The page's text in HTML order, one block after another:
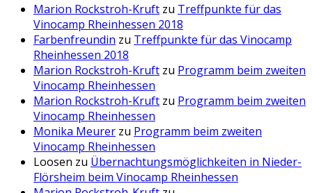
Marion Rockstroh-Kruft zu Treffpunkte für das
Vinocamp Rheinhessen 2018
Farbenfreundin zu Treffpunkte für das Vinocamp
Rheinhessen 2018
Marion Rockstroh-Kruft zu Programm beim zweiten
Vinocamp Rheinhessen
Marion Rockstroh-Kruft zu Programm beim zweiten
Vinocamp Rheinhessen
Monika Meurer zu Programm beim zweiten
Vinocamp Rheinhessen
Loosen zu Übernachtungsmöglichkeiten in Nieder-
Flörsheim beim Vinocamp Rheinhessen